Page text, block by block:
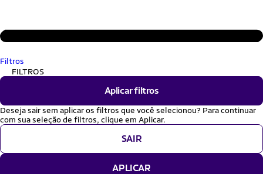
Filtros
FILTROS
Aplicar filtros
Deseja sair sem aplicar os filtros que você selecionou? Para continuar
com sua seleção de filtros, clique em Aplicar.
SAIR
APLICAR